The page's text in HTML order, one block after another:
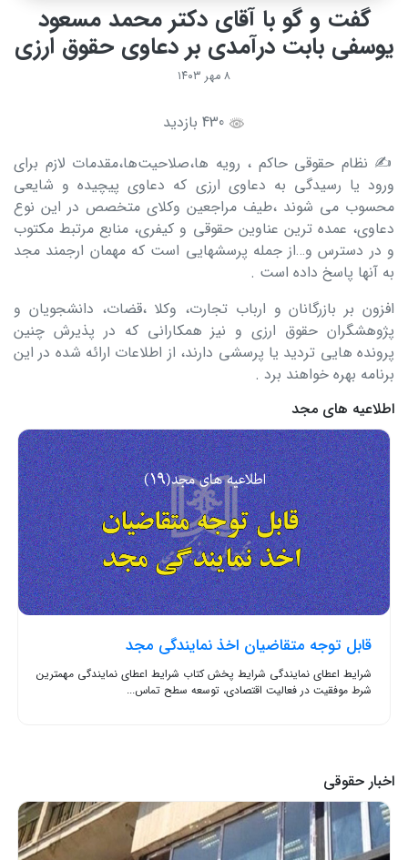
گفت و گو با آقای دکتر محمد مسعود
یوسفی بابت درآمدی بر دعاوی حقوق ارزی
۸ مهر ۱۴۰۳
✍️ نظام حقوقی حاکم ، رویه ها،صلاحیت‌ها،مقدمات لازم برای
ورود یا رسیدگی به دعاوی ارزی که دعاوی پیچیده و شایعی
محسوب می شوند ،‌طیف مراجعین وکلای متخصص در این نوع
دعاوی، عمده ترین عناوین حقوقی و کیفری، منابع مرتبط مکتوب
و در دسترس و…از جمله پرسشهایی است که مهمان ارجمند مجد
به آنها پاسخ داده است .
افزون بر بازرگانان و ارباب تجارت، وکلا ،قضات، دانشجویان و
پژوهشگران حقوق ارزی و نیز همکارانی که در پذیرش چنین
پرونده هایی تردید یا پرسشی دارند، از اطلاعات ارائه شده در این
برنامه بهره خواهند برد .
اطلاعیه های مجد
قابل توجه متقاضیان اخذ نمایندگی مجد
شرایط اعطای نمایندگی شرایط پخش کتاب شرایط اعطای نمایندگی مهمترین
شرط موفقیت در فعالیت اقتصادی، توسعه سطح تماس...
اخبار حقوقی